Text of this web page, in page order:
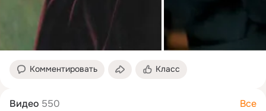
Комментировать Класс
Видео 550 Все